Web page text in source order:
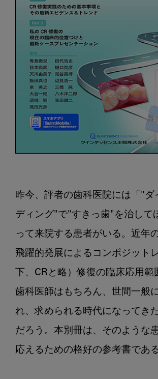
昨今、評者の歯科医院には「"ダ
ディング"で"すきっ歯"を治して
って来院する患者がいる。近年
飛躍的発展によるコンポジット
下、CRと略）修復の臨床応用範
歯科医師はもちろん、世間一般
れ、求められる時代になってき
だろう。本別冊は、そのような
応えるための格好の参考書である